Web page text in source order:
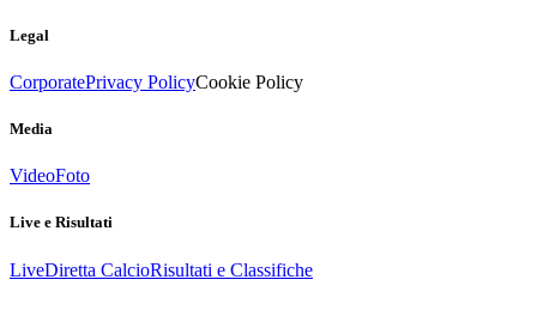
Legal
CorporatePrivacy PolicyCookie Policy
Media
VideoFoto
Live e Risultati
LiveDiretta CalcioRisultati e Classifiche